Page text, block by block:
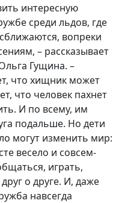
интересную
среди льдов, где
вопреки
– рассказывает
Гущина. –
что хищник может
что человек пахнет
И по всему, им
подальше. Но дети
могут изменить мир:
весело и совсем-
играть,
о друге. И, даже
навсегда